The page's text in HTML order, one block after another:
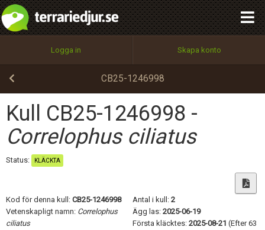
Logga in Skapa konto
CB25-1246998
Kull CB25-1246998 -
Correlophus ciliatus
Status: KLÄCKTA
Kod för denna kull: CB25-1246998
Vetenskapligt namn: Correlophus
ciliatus
Antal i kull: 2
Ägg las: 2025-06-19
Första kläcktes: 2025-08-21 (Efter 63
Utför
100%
OK
integritetspolicy
Namn:
Epost:
Användarnamn:
Privacy Policy
Begär nytt lösenord
Tillbaka till förstasidan